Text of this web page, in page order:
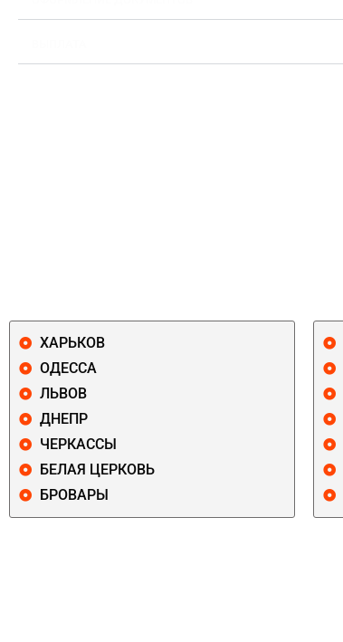
ХАРЬКОВ
ОДЕССА
ЛЬВОВ
ДНЕПР
ЧЕРКАССЫ
БЕЛАЯ ЦЕРКОВЬ
БРОВАРЫ